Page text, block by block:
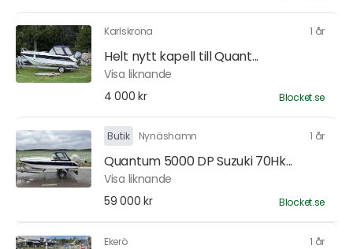
Karlskrona 1 år
Helt nytt kapell till Quant...
Visa liknande
4 000 kr
Blocket.se
Butik Nynäshamn 1 år
Quantum 5000 DP Suzuki 70Hk...
Visa liknande
59 000 kr
Blocket.se
Ekerö 1 år